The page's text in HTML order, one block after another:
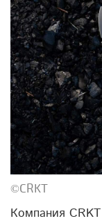
©CRKT
Компания